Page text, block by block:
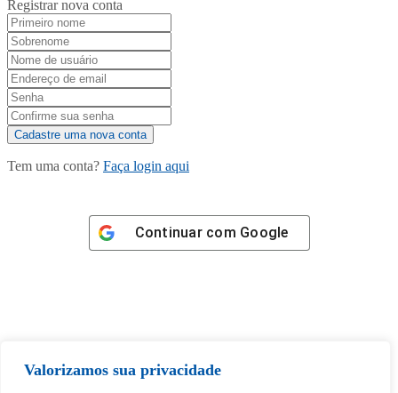
Valorizamos sua privacidade
Registrar nova conta
Tem uma conta? Faça login aqui
Continuar com Google
desbloquear esta publicação?